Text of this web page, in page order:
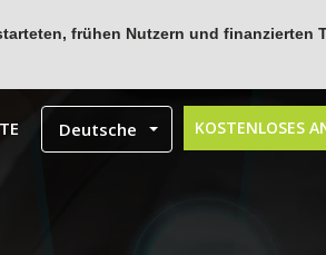
frühen Nutzern und finanzierten
KOSTENLOSES
Deutsche